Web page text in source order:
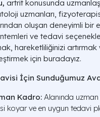
artrit konusunda
uzmanları,
oluşan deneyimli bir
ve tedavi
hareketliliğinizi artırmak
için buradayız.
İçin Sunduğumuz
Kadro: Alanında
koyar ve en uygun tedavi